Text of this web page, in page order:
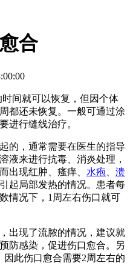
合
间就可以恢复，但因个体
都还未恢复。一般可通过涂
进行缝线治疗。
的，通常需要在医生的指导
液来进行抗毒、消炎处理，
而出现红肿、瘙痒、 水疱
溃
起局部发热的情况。患者每
情况下，1周左右伤口就可
出现了流脓的情况，建议就
防感染，促进伤口愈合。另
此伤口愈合需要2周左右的